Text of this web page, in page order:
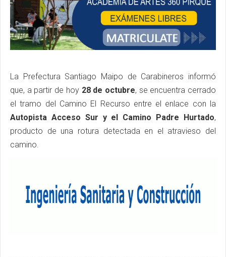
La Prefectura Santiago Maipo de Carabineros informó
que, a partir de hoy 28 de octubre, se encuentra cerrado
el tramo del Camino El Recurso entre el enlace con la
Autopista Acceso Sur y el Camino Padre Hurtado,
producto de una rotura detectada en el atravieso del
camino.